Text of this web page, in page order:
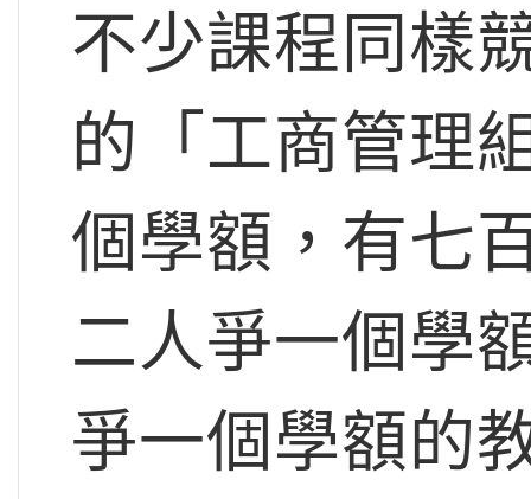
不少課程同樣
的「工商管理
個學額，有七
二人爭一個學
爭一個學額的